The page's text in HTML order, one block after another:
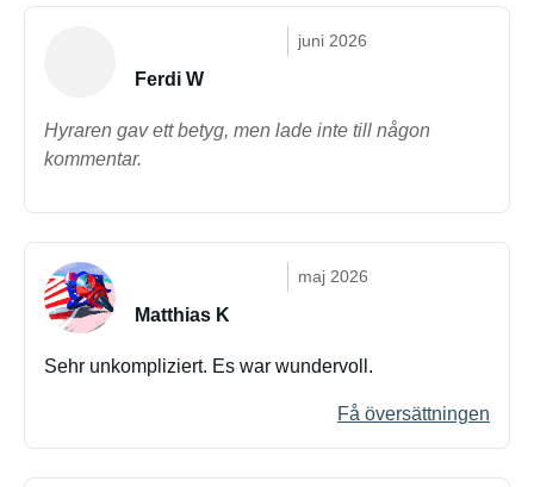
juni 2026
Ferdi W
Hyraren gav ett betyg, men lade inte till någon
kommentar.
maj 2026
Matthias K
Sehr unkompliziert. Es war wundervoll.
Få översättningen